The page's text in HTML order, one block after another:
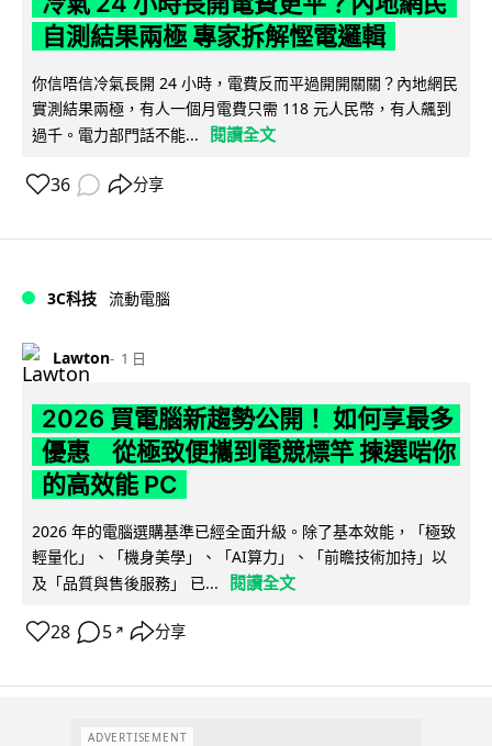
自測結果兩極 專家拆解慳電邏輯
你信唔信冷氣長開 24 小時，電費反而平過開開關關？內地網民
實測結果兩極，有人一個月電費只需 118 元人民幣，有人飆到
過千。電力部門話不能...
閱讀全文
36 分享
3C科技 流動電腦
Lawton 1 日
2026 買電腦新趨勢公開！ 如何享最多
優惠 從極致便攜到電競標竿 揀選啱你
的高效能 PC
2026 年的電腦選購基準已經全面升級。除了基本效能，「極致
輕量化」、「機身美學」、「AI算力」、「前瞻技術加持」以
及「品質與售後服務」 已...
閱讀全文
28 5 ↗ 分享
ADVERTISEMENT